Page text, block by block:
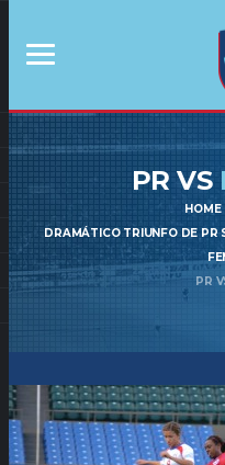
PR VS
HOME
DRAMÁTICO TRIUNFO DE PR
PR